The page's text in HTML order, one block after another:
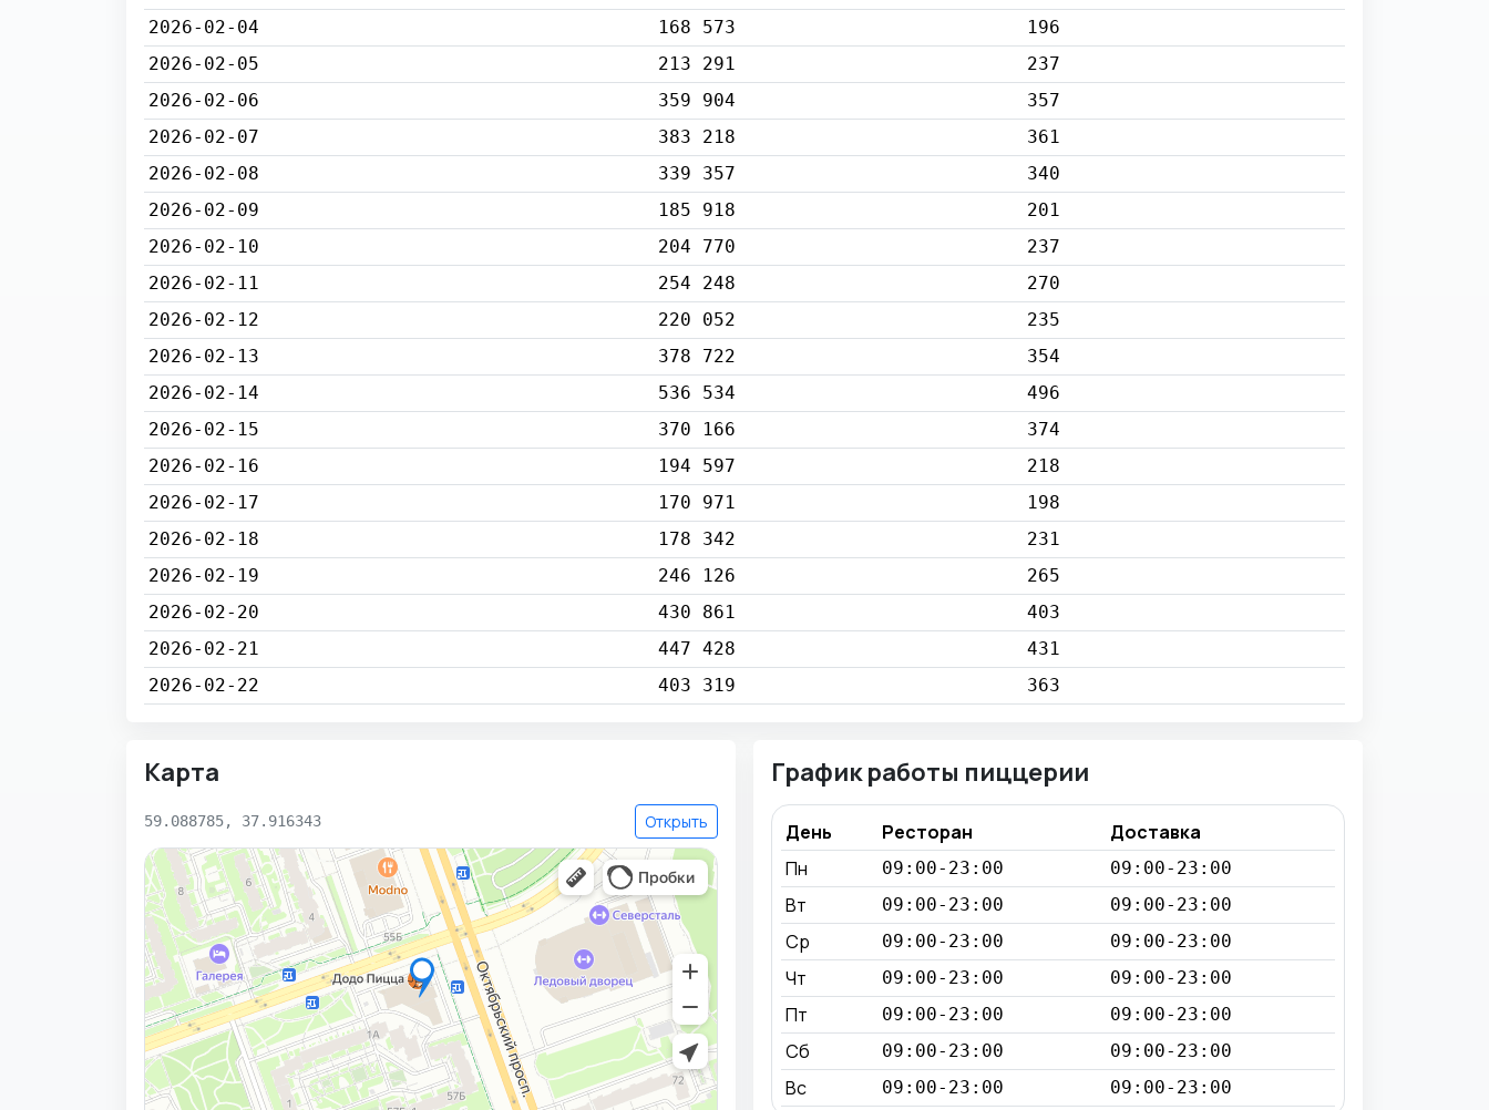
2026-02-04
168 573
196
2026-02-05
213 291
237
2026-02-06
359 904
357
2026-02-07
383 218
361
2026-02-08
339 357
340
2026-02-09
185 918
201
2026-02-10
204 770
237
2026-02-11
254 248
270
2026-02-12
220 052
235
2026-02-13
378 722
354
2026-02-14
536 534
496
2026-02-15
370 166
374
2026-02-16
194 597
218
2026-02-17
170 971
198
2026-02-18
178 342
231
2026-02-19
246 126
265
2026-02-20
430 861
403
2026-02-21
447 428
431
2026-02-22
403 319 363
Карта
59.088785, 37.916343 Открыть
График работы пиццерии
День Ресторан
Доставка
Пн
09:00-23:00 09:00-23:00
Вт 09:00-23:00 09:00-23:00
Ср 09:00-23:00 09:00-23:00
Чт 09:00-23:00 09:00-23:00
Пт 09:00-23:00 09:00-23:00
Сб 09:00-23:00 09:00-23:00
Вс 09:00-23:00 09:00-23:00